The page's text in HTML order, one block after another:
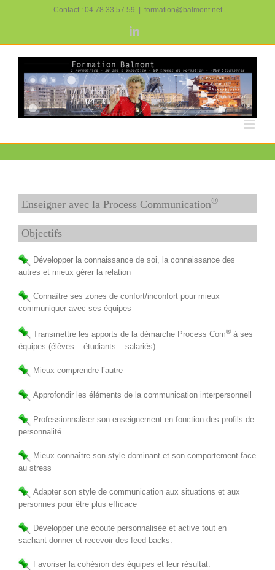
Contact : 04.78.33.57.59 formation@balmont.net
LinkedIn
Enseigner avec la Process Communication®
Objectifs
Développer la connaissance de soi, la connaissance des
autres et mieux gérer la relation
Connaître ses zones de confort/inconfort pour mieux
communiquer avec ses équipes
Transmettre les apports de la démarche Process Com® à ses
équipes (élèves – étudiants – salariés).
Mieux comprendre l’autre
Approfondir les éléments de la communication interpersonnell
Professionnaliser son enseignement en fonction des profils de
personnalité
Mieux connaître son style dominant et son comportement face
au stress
Adapter son style de communication aux situations et aux
personnes pour être plus efficace
Développer une écoute personnalisée et active tout en
sachant donner et recevoir des feed-backs.
Favoriser la cohésion des équipes et leur résultat.